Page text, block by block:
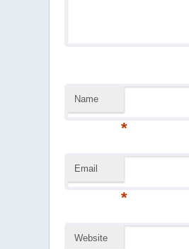
Name
*
Email
*
Website